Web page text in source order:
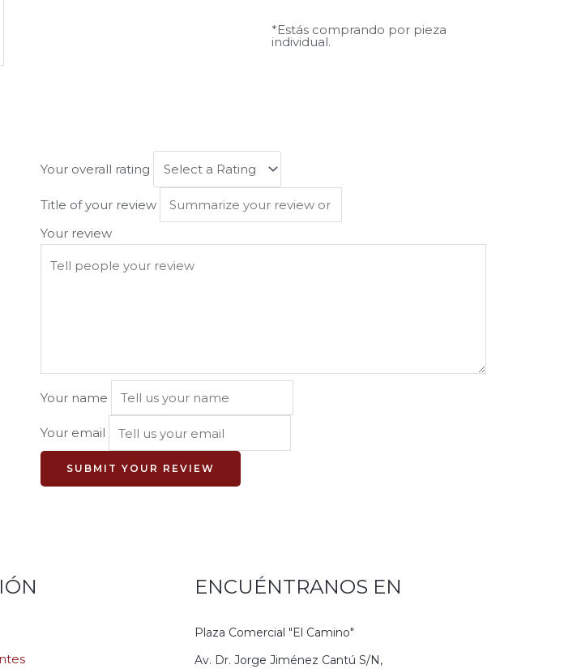
*Estás comprando por pieza
individual.
Your overall rating
Title of your review
Your review
Your name
Your email
SUBMIT YOUR REVIEW
ENCUÉNTRANOS EN
Plaza Comercial "El Camino"
Av. Dr. Jorge Jiménez Cantú S/N,